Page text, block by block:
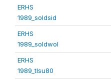
ERHS
1989_soldsid
ERHS
1989_soldwol
ERHS
1989_tlsu80